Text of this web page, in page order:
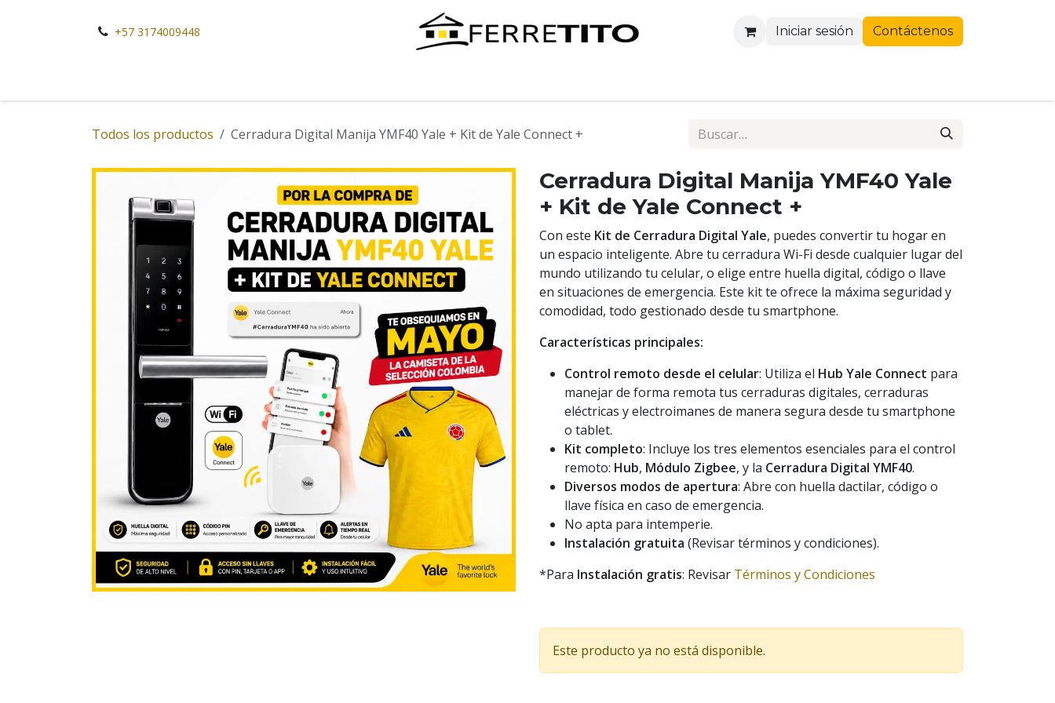
+57 3174009448
Iniciar sesión Contáctenos
Todos los productos Cerradura Digital Manija YMF40 Yale + Kit de Yale Connect +
Cerradura Digital Manija YMF40 Yale
+ Kit de Yale Connect +
Con este Kit de Cerradura Digital Yale, puedes convertir tu hogar en
un espacio inteligente. Abre tu cerradura Wi-Fi desde cualquier lugar del
mundo utilizando tu celular, o elige entre huella digital, código o llave
en situaciones de emergencia. Este kit te ofrece la máxima seguridad y
comodidad, todo gestionado desde tu smartphone.
Características principales:
Control remoto desde el celular: Utiliza el Hub Yale Connect para
manejar de forma remota tus cerraduras digitales, cerraduras
eléctricas y electroimanes de manera segura desde tu smartphone
o tablet.
Kit completo: Incluye los tres elementos esenciales para el control
remoto: Hub, Módulo Zigbee, y la Cerradura Digital YMF40.
Diversos modos de apertura: Abre con huella dactilar, código o
llave física en caso de emergencia.
No apta para intemperie.
Instalación gratuita (Revisar términos y condiciones).
*Para Instalación gratis: Revisar Términos y Condiciones
Este producto ya no está disponible.